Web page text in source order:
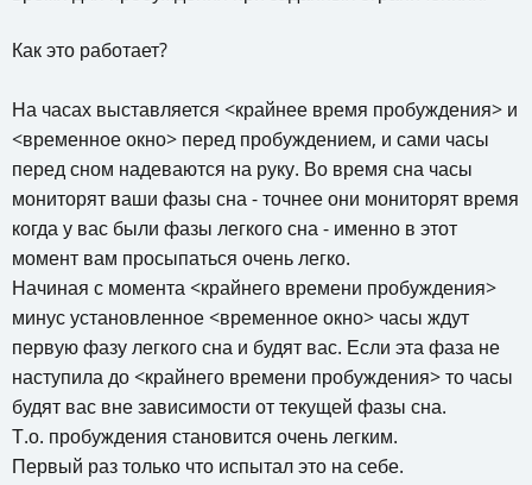
Как это работает?
На часах выставляется <крайнее время пробуждения> и
<временное окно> перед пробуждением, и сами часы
перед сном надеваются на руку. Во время сна часы
мониторят ваши фазы сна - точнее они мониторят время
когда у вас были фазы легкого сна - именно в этот
момент вам просыпаться очень легко.
Начиная с момента <крайнего времени пробуждения>
минус установленное <временное окно> часы ждут
первую фазу легкого сна и будят вас. Если эта фаза не
наступила до <крайнего времени пробуждения> то часы
будят вас вне зависимости от текущей фазы сна.
Т.о. пробуждения становится очень легким.
Первый раз только что испытал это на себе.